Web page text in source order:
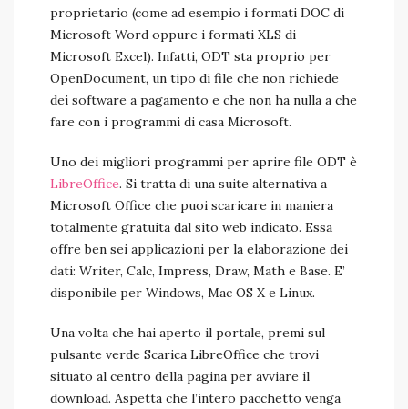
proprietario (come ad esempio i formati DOC di
Microsoft Word oppure i formati XLS di
Microsoft Excel). Infatti, ODT sta proprio per
OpenDocument, un tipo di file che non richiede
dei software a pagamento e che non ha nulla a che
fare con i programmi di casa Microsoft.
Uno dei migliori programmi per aprire file ODT è
LibreOffice. Si tratta di una suite alternativa a
Microsoft Office che puoi scaricare in maniera
totalmente gratuita dal sito web indicato. Essa
offre ben sei applicazioni per la elaborazione dei
dati: Writer, Calc, Impress, Draw, Math e Base. E’
disponibile per Windows, Mac OS X e Linux.
Una volta che hai aperto il portale, premi sul
pulsante verde Scarica LibreOffice che trovi
situato al centro della pagina per avviare il
download. Aspetta che l’intero pacchetto venga